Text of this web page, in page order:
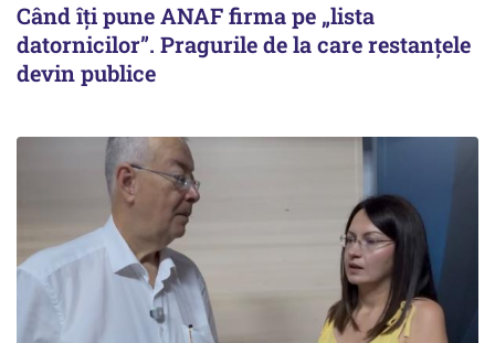
Când îți pune ANAF firma pe „lista
datornicilor”. Pragurile de la care restanțele
devin publice